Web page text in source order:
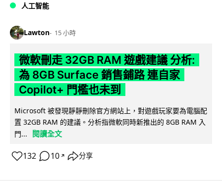
人工智能
Lawton 15 小時
微軟刪走 32GB RAM 遊戲建議 分析:
為 8GB Surface 銷售鋪路 連自家
Copilot+ 門檻也未到
Microsoft 被發現靜靜刪除官方網站上，對遊戲玩家要為電腦配
置 32GB RAM 的建議。分析指微軟同時新推出的 8GB RAM 入
門...
閱讀全文
132 10 ↗ 分享